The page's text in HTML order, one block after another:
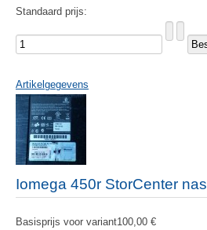
Standaard prijs:
Artikelgegevens
Iomega 450r StorCenter nas
Basisprijs voor variant100,00 €